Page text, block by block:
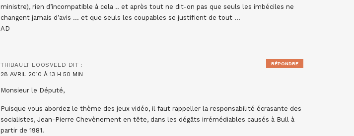
ministre), rien d’incompatible à cela .. et après tout ne dit-on pas que seuls les imbéciles ne
changent jamais d’avis … et que seuls les coupables se justifient de tout …
AD
THIBAULT LOOSVELD DIT :
28 AVRIL 2010 À 13 H 50 MIN
Monsieur le Député,
Puisque vous abordez le thème des jeux vidéo, il faut rappeller la responsabilité écrasante des
socialistes, Jean-Pierre Chevènement en tête, dans les dégâts irrémédiables causés à Bull à
partir de 1981.
RÉPONDRE